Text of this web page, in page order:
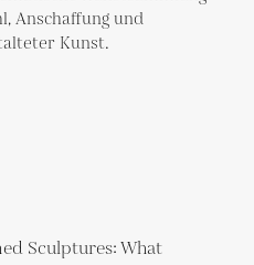
Anschaffung und
Kunst.